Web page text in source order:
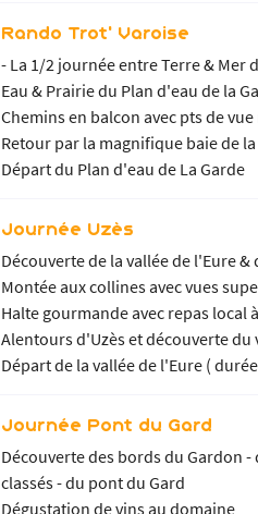
Rando Trot' Varoise
- La 1/2 journée entre Terre & Mer
Eau & Prairie du Plan d'eau de la
Chemins en balcon avec pts de
Retour par la magnifique baie de
Départ du Plan d'eau de La Garde
Journée Uzès
Découverte de la vallée de l'Eure
Montée aux collines avec vues
Halte gourmande avec repas local
Alentours d'Uzès et découverte du
Départ de la vallée de l'Eure (
Journée Pont du Gard
Découverte des bords du Gardon
classés - du pont du Gard
Dégustation de vins au domaine